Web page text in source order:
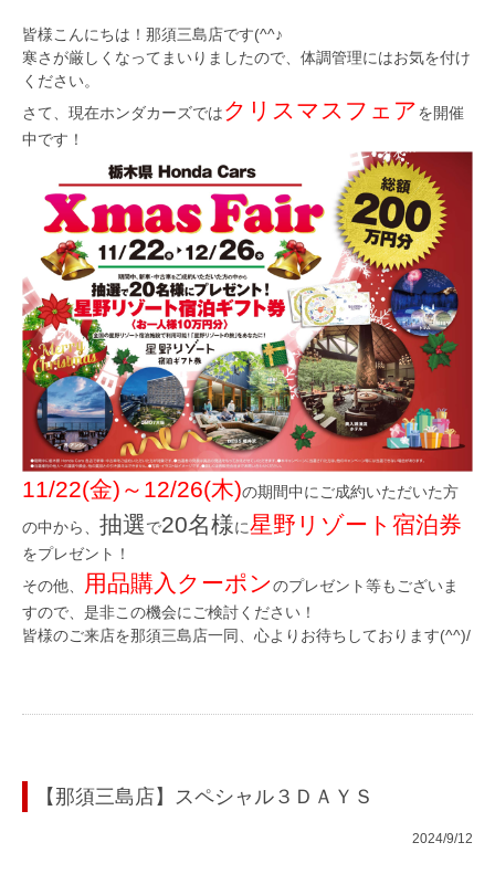
皆様こんにちは！那須三島店です(^^♪
寒さが厳しくなってまいりましたので、体調管理にはお気を付け
ください。
さて、現在ホンダカーズではクリスマスフェアを開催
中です！
11/22(金)～12/26(木)の期間中にご成約いただいた方
の中から、 抽選で20名様に星野リゾート宿泊券
をプレゼント！
その他、
用品購入クーポンのプレゼント等もございま
すので、是非この機会にご検討ください！
皆様のご来店を那須三島店一同、心よりお待ちしております(^^)/
【那須三島店】スペシャル３ＤＡＹＳ
2024/9/12